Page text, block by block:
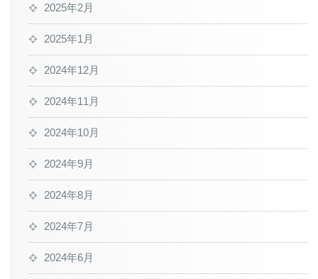
2025年2月
2025年1月
2024年12月
2024年11月
2024年10月
2024年9月
2024年8月
2024年7月
2024年6月